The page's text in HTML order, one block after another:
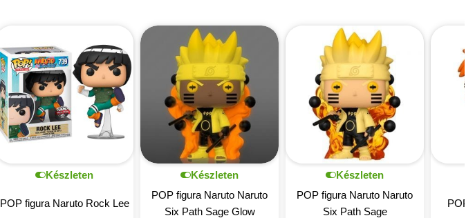
Készleten
POP figura Naruto Rock Lee
Készleten
POP figura Naruto Naruto
Six Path Sage Glow
Készleten
POP figura Naruto Naruto
Six Path Sage
POP